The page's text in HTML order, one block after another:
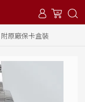
原廠保卡盒裝